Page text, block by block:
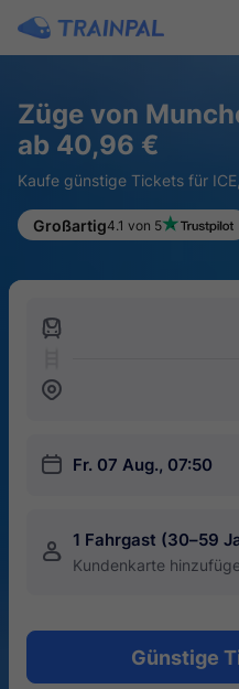
Züge von
ab 40,96 €
Kaufe günstige Tickets für
Großartig4.1 von 5
󱍉
󱒣
󱎗 Fr. 07 Aug., 07:50
󱍂 1 Fahrgast (30–59
Kundenkarte
Günstige